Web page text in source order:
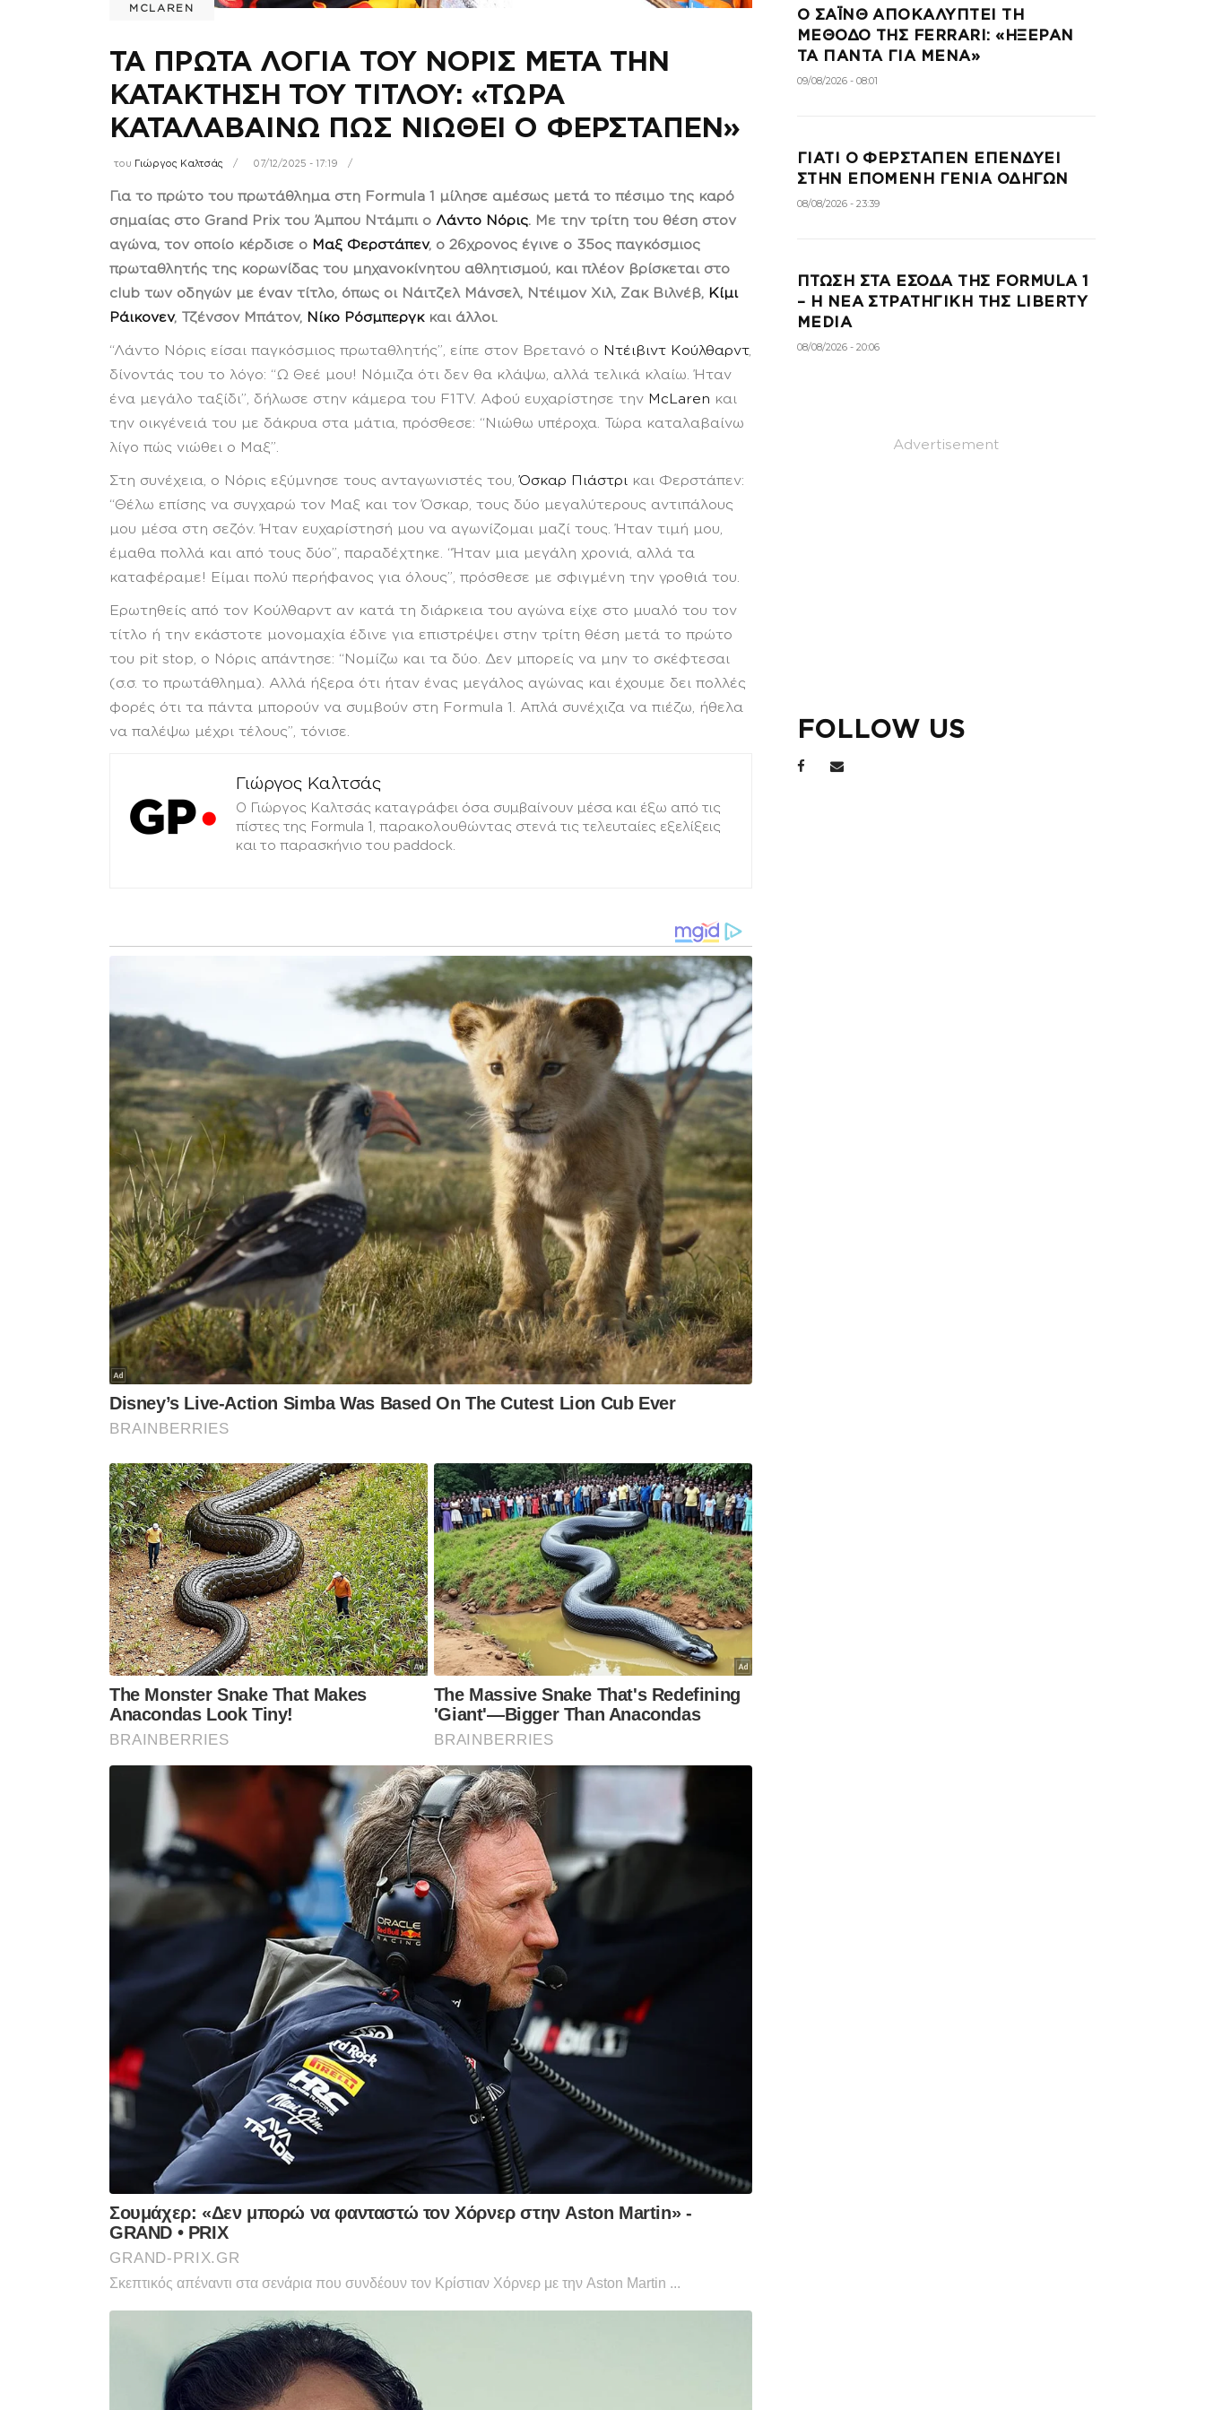
MCLAREN
ΤΑ ΠΡΩΤΑ ΛΟΓΙΑ ΤΟΥ ΝΟΡΙΣ ΜΕΤΑ ΤΗΝ
ΚΑΤΑΚΤΗΣΗ ΤΟΥ ΤΙΤΛΟΥ: «ΤΩΡΑ
ΚΑΤΑΛΑΒΑΙΝΩ ΠΩΣ ΝΙΩΘΕΙ Ο ΦΕΡΣΤΑΠΕΝ»
του Γιώργος Καλτσάς 07/12/2025 - 17:19
Για το πρώτο του πρωτάθλημα στη Formula 1 μίλησε αμέσως μετά το πέσιμο της καρό
σημαίας στο Grand Prix του Άμπου Ντάμπι ο Λάντο Νόρις. Με την τρίτη του θέση στον
αγώνα, τον οποίο κέρδισε ο Μαξ Φερστάπεν, ο 26χρονος έγινε ο 35ος παγκόσμιος
πρωταθλητής της κορωνίδας του μηχανοκίνητου αθλητισμού, και πλέον βρίσκεται στο
club των οδηγών με έναν τίτλο, όπως οι Νάιτζελ Μάνσελ, Ντέιμον Χιλ, Ζακ Βιλνέβ, Κίμι
Ράικονεν, Τζένσον Μπάτον, Νίκο Ρόσμπεργκκαι άλλοι.
“Λάντο Νόρις είσαι παγκόσμιος πρωταθλητής”, είπε στον Βρετανό ο Ντέιβιντ Κούλθαρντ,
δίνοντάς του το λόγο: “Ω Θεέ μου! Νόμιζα ότι δεν θα κλάψω, αλλά τελικά κλαίω. Ήταν
ένα μεγάλο ταξίδι”, δήλωσε στην κάμερα του F1TV. Αφού ευχαρίστησε την McLaren και
την οικγένειά του με δάκρυα στα μάτια, πρόσθεσε: “Νιώθω υπέροχα. Τώρα καταλαβαίνω
λίγο πώς νιώθει ο Μαξ”.
Στη συνέχεια, ο Νόρις εξύμνησε τους ανταγωνιστές του,Όσκαρ Πιάστρι και Φερστάπεν:
“Θέλω επίσης να συγχαρώ τον Μαξ και τον Όσκαρ, τους δύο μεγαλύτερους αντιπάλους
μου μέσα στη σεζόν. Ήταν ευχαρίστησή μου να αγωνίζομαι μαζί τους. Ήταν τιμή μου,
έμαθα πολλά και από τους δύο”, παραδέχτηκε. “Ήταν μια μεγάλη χρονιά, αλλά τα
καταφέραμε! Είμαι πολύ περήφανος για όλους”, πρόσθεσε με σφιγμένη την γροθιά του.
Ερωτηθείς από τον Κούλθαρντ αν κατά τη διάρκεια του αγώνα είχε στο μυαλό του τον
τίτλο ή την εκάστοτε μονομαχία έδινε για επιστρέψει στην τρίτη θέση μετά το πρώτο
του pit stop, ο Νόρις απάντησε: “Νομίζω και τα δύο. Δεν μπορείς να μην το σκέφτεσαι
(σ.σ. το πρωτάθλημα). Αλλά ήξερα ότι ήταν ένας μεγάλος αγώνας και έχουμε δει πολλές
φορές ότι τα πάντα μπορούν να συμβούν στη Formula 1. Απλά συνέχιζα να πιέζω, ήθελα
να παλέψω μέχρι τέλους”, τόνισε.
Γιώργος Καλτσάς
Ο Γιώργος Καλτσάς καταγράφει όσα συμβαίνουν μέσα και έξω από τις
πίστες της Formula 1, παρακολουθώντας στενά τις τελευταίες εξελίξεις
και το παρασκήνιο του paddock.
Ο ΣΑΪΝΘ ΑΠΟΚΑΛΥΠΤΕΙ ΤΗ
ΜΕΘΟΔΟ ΤΗΣ FERRARI: «ΗΞΕΡΑΝ
ΤΑ ΠΑΝΤΑ ΓΙΑ ΜΕΝΑ»
09/08/2026 - 08:01
ΓΙΑΤΙ Ο ΦΕΡΣΤΑΠΕΝ ΕΠΕΝΔΥΕΙ
ΣΤΗΝ ΕΠΟΜΕΝΗ ΓΕΝΙΑ ΟΔΗΓΩΝ
08/08/2026 - 23:39
ΠΤΩΣΗ ΣΤΑ ΕΣΟΔΑ ΤΗΣ FORMULA 1
– Η ΝΕΑ ΣΤΡΑΤΗΓΙΚΗ ΤΗΣ LIBERTY
MEDIA
08/08/2026 - 20:06
Advertisement
FOLLOW US